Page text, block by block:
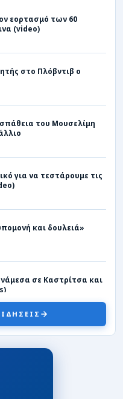
εορτασμό των 60
(video)
στο Πλόβντιβ ο
του Μουσελίμη
για να τεστάρουμε τις
και δουλειά»
σε Καστρίτσα και
κορασίδων στο “Σ.
Απόλλωνα Καλαμαριάς